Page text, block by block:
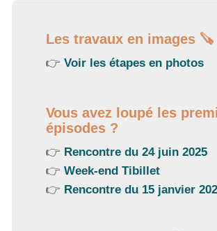
Les travaux en images 🪚 ️
👉 Voir les étapes en photos
Vous avez loupé les
épisodes ?
👉 Rencontre du 24 juin 2025
👉 Week-end Tibillet
👉 Rencontre du 15 janvier